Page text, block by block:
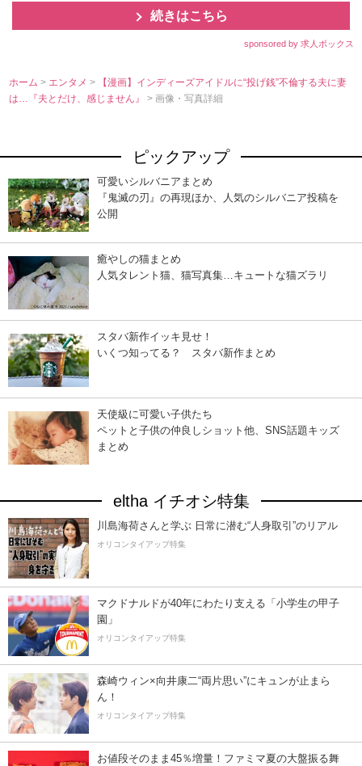
続きはこちら
sponsored by 求人ボックス
ホーム > エンタメ>
【漫画】インディーズアイドルに“投げ銭”不倫する夫に妻
は…『夫とだけ、感じません』> 画像・写真詳細
ピックアップ
可愛いシルバニアまとめ
『鬼滅の刃』の再現ほか、人気のシルバニア投稿を
公開
癒やしの猫まとめ
人気タレント猫、猫写真集…キュートな猫ズラリ
スタバ新作イッキ見せ！
いくつ知ってる？ スタバ新作まとめ
天使級に可愛い子供たち
ペットと子供の仲良しショット他、SNS話題キッズ
まとめ
eltha イチオシ特集
川島海荷さんと学ぶ 日常に潜む“人身取引”のリアル
オリコンタイアップ特集
マクドナルドが40年にわたり支える「小学生の甲子
園」
オリコンタイアップ特集
森崎ウィン×向井康二“両片思い”にキュンが止まら
ん！
オリコンタイアップ特集
お値段そのまま45％増量！ファミマ夏の大盤振る舞